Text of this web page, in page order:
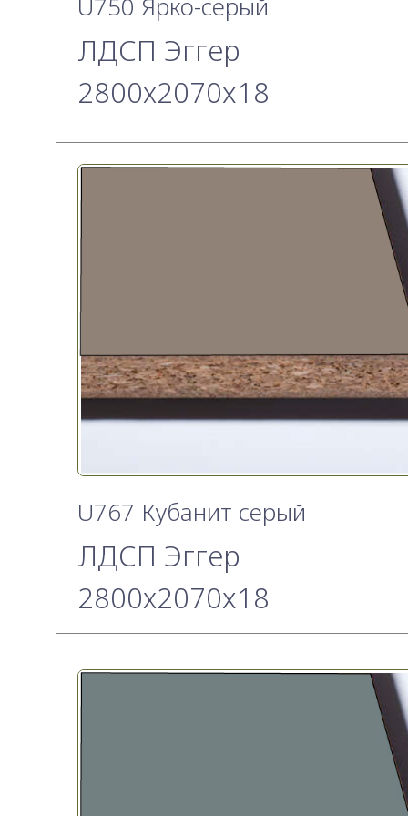
ЛДСП Эггер
2800х2070x18
U767 Кубанит серый
ЛДСП Эггер
2800х2070x18